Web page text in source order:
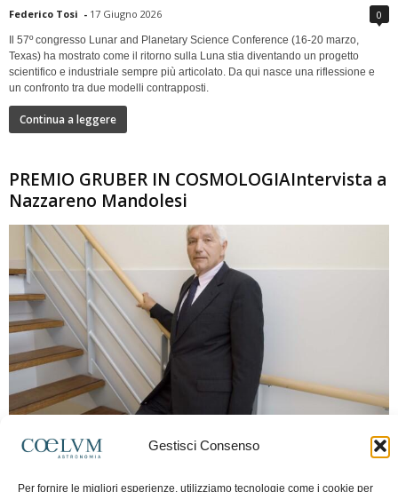
Gestisci Consenso
Per fornire le migliori esperienze, utilizziamo tecnologie come i cookie per
Federico Tosi - 17 Giugno 2026 0
Il 57º congresso Lunar and Planetary Science Conference (16-20 marzo,
Texas) ha mostrato come il ritorno sulla Luna stia diventando un progetto
scientifico e industriale sempre più articolato. Da qui nasce una riflessione e
un confronto tra due modelli contrapposti.
Continua a leggere
PREMIO GRUBER IN COSMOLOGIAIntervista a
Nazzareno Mandolesi
Frida Paolella - 16 Giugno 2026 0
spaziale europea e della missione Planck. Il dialogo ripercorre i principali